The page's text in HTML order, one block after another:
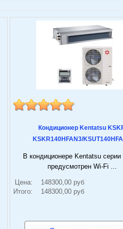
Кондиционер Kentatsu
KSKR140HFAN3/
В кондиционере Kentatsu серии
предусмотрен Wi-Fi ...
Цена:
148300,00 руб
Итого:
148300,00 руб